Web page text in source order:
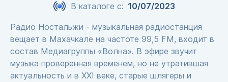
В каталоге с: 10/07/2023
Радио Ностальжи - музыкальная радиостанция
вещает в Махачкале на частоте 99,5 FM, входит в
состав Медиагруппы «Волна». В эфире звучит
музыка проверенная временем, но не утратившая
актуальность и в XXI веке, старые шлягеры и